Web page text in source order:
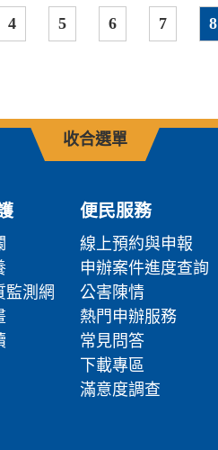
4 5 6 7 8
收合選單
監測網
便民服務
線上預約與申報
申辦案件進度查詢
公害陳情
熱門申辦服務
常見問答
下載專區
滿意度調查